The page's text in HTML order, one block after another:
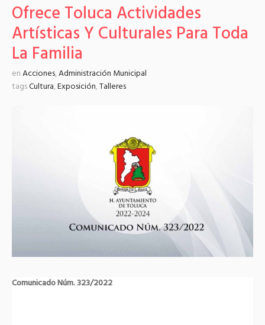
Ofrece Toluca Actividades
Artísticas Y Culturales Para Toda
La Familia
enAcciones,Administración Municipal
tagsCultura,Exposición,Talleres
Comunicado Núm. 323/2022